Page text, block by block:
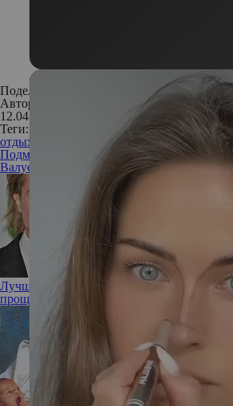
Поделиться:
Автор:
Редакция. Фото: предоставлены
12.04.2017
Теги:
отдых в Подмосковьесанаторий в
Подмосковья
дома отдыха в Подмосковье
Валуево
Артурс Village & Spa Hotel
Лучший друг – виноватый бывший: как
прощение Дженнифер Энистон, несмотря